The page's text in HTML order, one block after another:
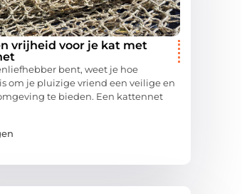
vrijheid voor je kat met
bent, weet je hoe
om je pluizige vriend een veilige en
te bieden. Een kattennet